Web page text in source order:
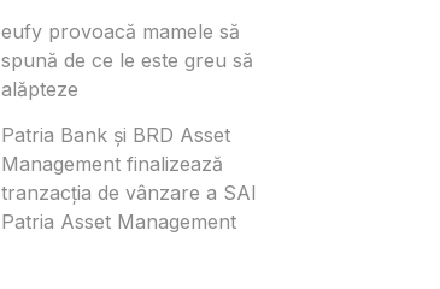
eufy provoacă mamele să
spună de ce le este greu să
alăpteze
Patria Bank și BRD Asset
Management finalizează
tranzacția de vânzare a SAI
Patria Asset Management